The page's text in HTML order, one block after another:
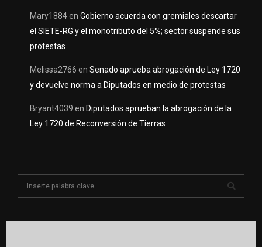
Mary1884en Gobierno acuerda con gremiales descartar
el SIETE-RG y el monotributo del 5%; sector suspende sus
protestas
Melissa2766 en Senado aprueba abrogación de Ley 1720
y devuelve norma a Diputados en medio de protestas
Bryant4039 en Diputados aprueban la abrogación de la
Ley 1720 de Reconversión de Tierras